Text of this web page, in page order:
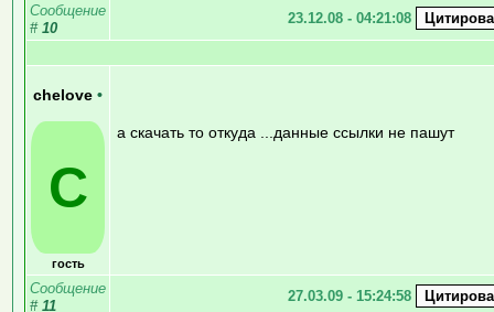
Сообщение
# 10
23.12.08 - 04:21:08
chelove •
C
гость
а скачать то откуда ...данные ссылки не пашут
Сообщение
# 11
27.03.09 - 15:24:58